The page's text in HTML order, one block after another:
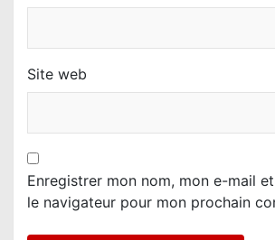
Site web
Enregistrer mon nom, mon e-mail
le navigateur pour mon prochain